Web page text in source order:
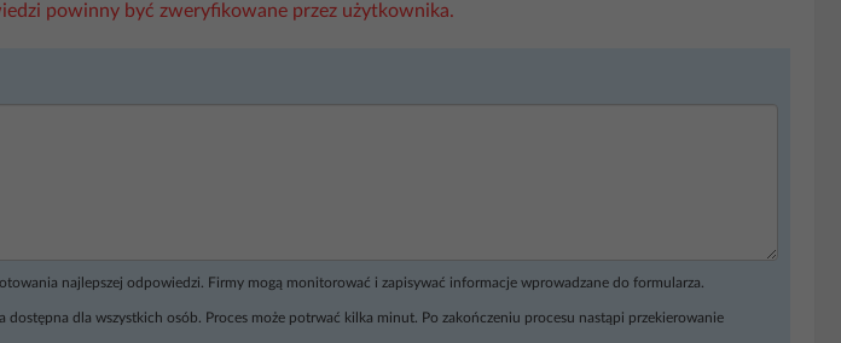
powinny być zweryfikowane przez użytkownika.
najlepszej odpowiedzi. Firmy mogą monitorować i zapisywać informacje wprowadzane do formularza.
dla wszystkich osób. Proces może potrwać kilka minut. Po zakończeniu procesu nastąpi przekierowanie